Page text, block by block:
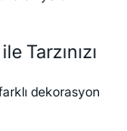
Tarzınızı
dekorasyon